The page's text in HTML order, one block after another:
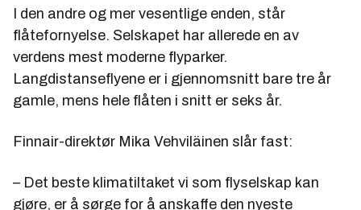
I den andre og mer vesentlige enden, står
flåtefornyelse. Selskapet har allerede en av
verdens mest moderne flyparker.
Langdistanseflyene er i gjennomsnitt bare tre år
gamle, mens hele flåten i snitt er seks år.
Finnair-direktør Mika Vehviläinen slår fast:
– Det beste klimatiltaket vi som flyselskap kan
gjøre, er å sørge for å anskaffe den nyeste